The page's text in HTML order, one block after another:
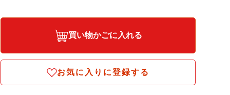
買い物かごに入れる
お気に入りに登録する